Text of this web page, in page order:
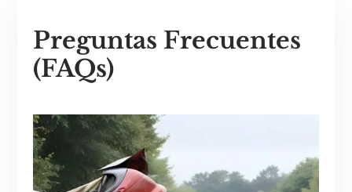
Preguntas Frecuentes
(FAQs)